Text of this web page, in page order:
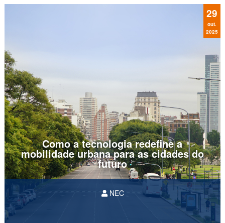
Como a tecnologia redefine a
mobilidade urbana para as cidades do
futuro
29
out.
2025
mobilidade urbana
NEC